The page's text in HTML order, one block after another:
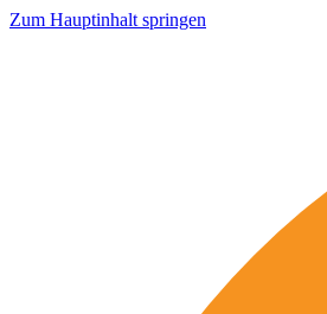
Zum Hauptinhalt springen